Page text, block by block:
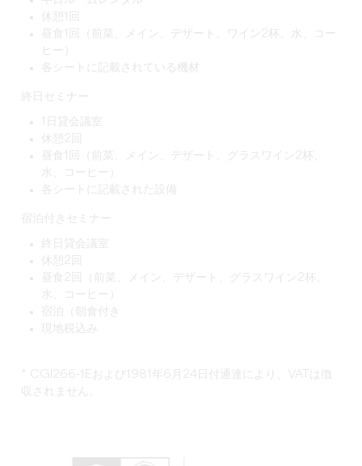
昼食1回（前菜、メイン、デザート、ワイン2杯、水、コー
ヒー）
各シートに記載されている機材
終日セミナー
1日貸会議室
昼食1回（前菜、メイン、デザート、グラスワイン2杯、
水、コーヒー）
各シートに記載された設備
宿泊付きセミナー
終日貸会議室
昼食2回（前菜、メイン、デザート、グラスワイン2杯、
水、コーヒー）
宿泊（朝食付き
現地税込み
* CGI266-1Eおよび1981年6月24日付通達により、VATは徴
収されません。